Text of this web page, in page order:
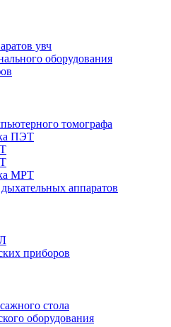
увч
оборудования
томографа
ПЭТ
МРТ
аппаратов
приборов
стола
оборудования